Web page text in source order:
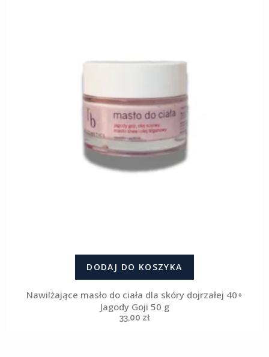
DODAJ DO KOSZYKA
Nawilżające masło do ciała dla skóry dojrzałej 40+
Jagody Goji 50 g
33,00 zł